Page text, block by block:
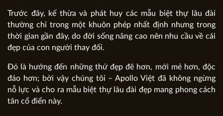
Trước đây, kế thừa và phát huy các mẫu biệt thự lâu đài
thường chỉ trong một khuôn phép nhất định nhưng trong
thời gian gần đây, do đời sống nâng cao nên nhu cầu về cái
đẹp của con người thay đổi.
Đó là hướng đến những thứ đẹp đẽ hơn, mới mẻ hơn, độc
đáo hơn; bởi vậy chúng tôi – Apollo Việt đã không ngừng
nỗ lực và cho ra mẫu biệt thự lâu đài đẹp mang phong cách
tân cổ điển này.